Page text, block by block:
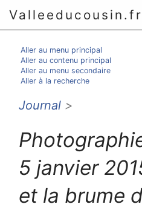
Valleeducousin.fr
Aller au menu principal
Aller au contenu principal
Aller au menu secondaire
Aller à la recherche
Journal >
5 janvier
et la brume